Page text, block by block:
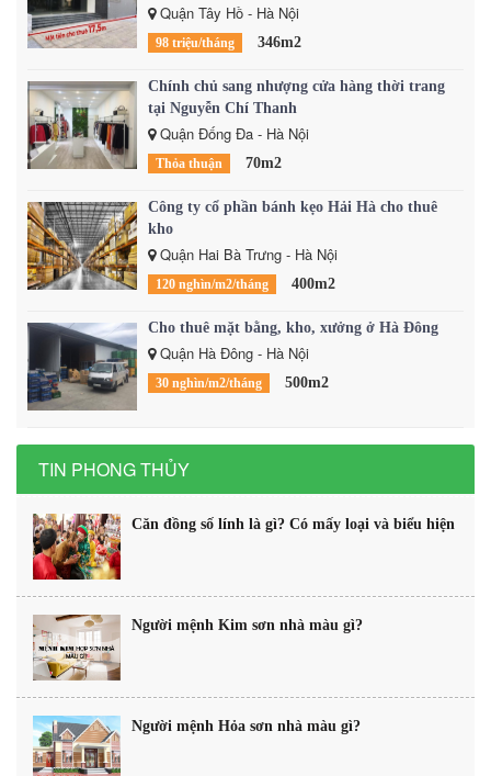
Quận Tây Hồ - Hà Nội
98 triệu/tháng 346m2
Chính chủ sang nhượng cửa hàng thời trang
tại Nguyễn Chí Thanh
Quận Đống Đa - Hà Nội
Thỏa thuận 70m2
Công ty cổ phần bánh kẹo Hải Hà cho thuê
kho
Quận Hai Bà Trưng - Hà Nội
120 nghìn/m2/tháng 400m2
Cho thuê mặt bằng, kho, xưởng ở Hà Đông
Quận Hà Đông - Hà Nội
30 nghìn/m2/tháng 500m2
TIN PHONG THỦY
Căn đồng số lính là gì? Có mấy loại và biểu hiện
Người mệnh Kim sơn nhà màu gì?
Người mệnh Hỏa sơn nhà màu gì?